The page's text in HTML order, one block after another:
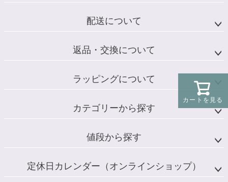
カートを見る
配送について
返品・交換について
ラッピングについて
カテゴリーから探す
値段から探す
定休日カレンダー（オンラインショップ）